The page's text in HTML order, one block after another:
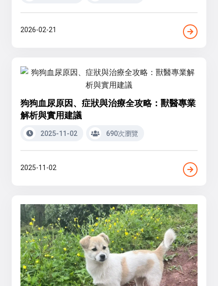
2026-02-21
狗狗血尿原因、症狀與治療全攻略：獸醫專業
解析與實用建議
2025-11-02 690次瀏覽
2025-11-02